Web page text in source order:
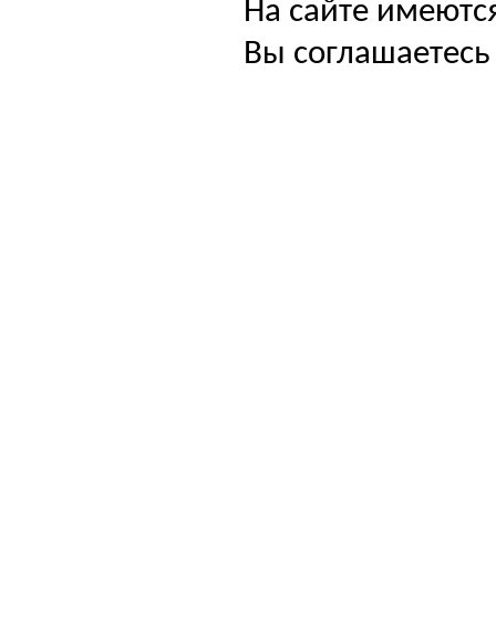
На сайте
Вы